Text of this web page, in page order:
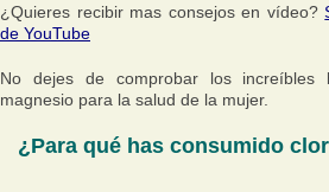
¿Quieres recibir mas consejos en vídeo?
de YouTube
No dejes de comprobar los increíbles
magnesio para la salud de la mujer.
¿Para qué has consumido